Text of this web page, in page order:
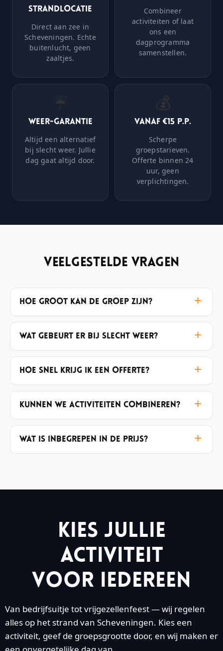
strandlocatie
Direct aan zee in
Scheveningen. Echte
buitenlucht, geen
zaaltjes.
Combineer
activiteiten of laat
ons een
dagprogramma
samenstellen.
☔
Weer-garantie
Altijd een alternatief
bij slecht weer. Jullie
dag gaat altijd door.
💰
Vanaf €15 p.p.
Scherpe
groepstarieven.
Offerte binnen 24
uur, geen
verplichtingen.
Veelgestelde vragen
Hoe groot kan de groep zijn?
Wat gebeurt er bij slecht weer?
Hoe snel krijg ik een offerte?
Kunnen we activiteiten combineren?
Wat is inbegrepen in de prijs?
Kies jullie
activiteit
voor iedereen
Van bedrijfsuitje tot vrijgezellenfeest — wij regelen
alles op het strand van Scheveningen. Kies een
activiteit, geef de groepsgrootte door, en wij maken er